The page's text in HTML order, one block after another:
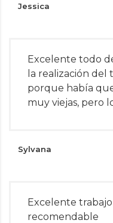
Jessica
Excelente todo
la realización del
porque había
muy viejas, pero
Sylvana
Excelente
recomendable